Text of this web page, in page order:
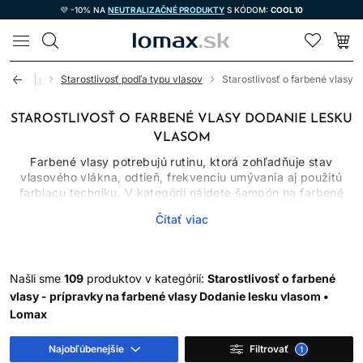
💜 -10% NA NEUTRALIZAČNÉ PRODUKTY S KÓDOM: COOL10
LOMAX
Starostlivosť podľa typu vlasov Starostlivosť o farbené vlasy
STAROSTLIVOSŤ O FARBENÉ VLASY DODANIE LESKU
VLASOM
Farbené vlasy potrebujú rutinu, ktorá zohľadňuje stav
vlasového vlákna, odtieň, frekvenciu umývania aj použitú
farbiacu techniku. V kategórii nájdete šampón na farbené
Jednotlivé produkty majú rozdielne úlohy: šampón čistí,
Žiadny produkt nedokáže zastaviť blednutie úplne. Farba sa
mení umývaním, pôsobením tepla, UV žiarenia, vody aj
prirodzeným odrastaním. Správne zvolená rutina však môže
obmedziť zbytočné vymývanie a udržať vlasy hladšie a
Čítať viac
Našli sme 109 produktov v kategórií: Starostlivosť o farbené
vlasy - prípravky na farbené vlasy Dodanie lesku vlasom •
Lomax
Najobľúbenejšie Filtrovať 1